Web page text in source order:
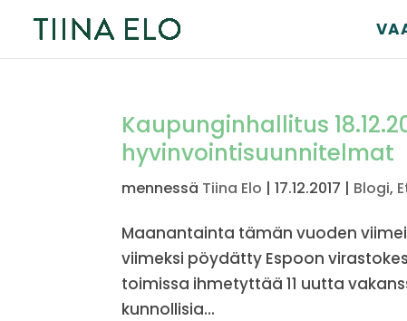
Kaupunginhallitus
hyvinvointisuunnitelmat
mennessä Tiina Elo |17.12.2017 | Blogi,
Maanantainta tämän vuoden
viimeksi pöydätty Espoon
toimissa ihmetyttää 11 uutta
kunnollisia...